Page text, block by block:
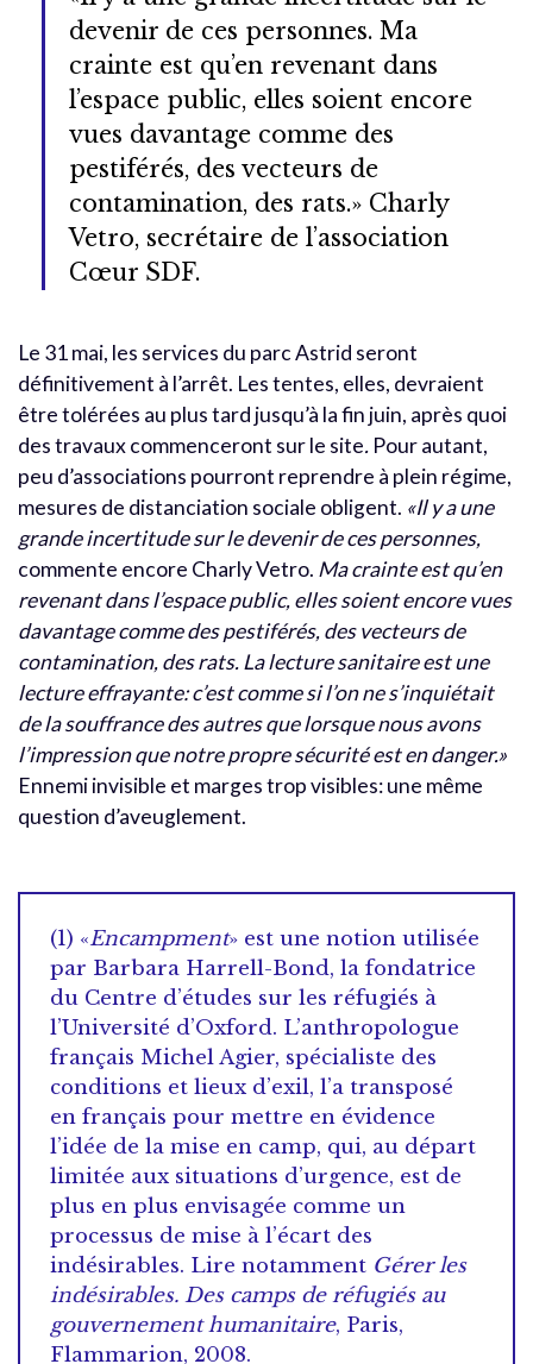
devenir de ces personnes. Ma
crainte est qu’en revenant dans
l’espace public, elles soient encore
vues davantage comme des
pestiférés, des vecteurs de
contamination, des rats.» Charly
Vetro, secrétaire de l’association
Cœur SDF.
Le 31 mai, les services du parc Astrid seront
définitivement à l’arrêt. Les tentes, elles, devraient
être tolérées au plus tard jusqu’à la fin juin, après quoi
des travaux commenceront sur le site. Pour autant,
peu d’associations pourront reprendre à plein régime,
mesures de distanciation sociale obligent. «Il y a une
grande incertitude sur le devenir de ces personnes,
commente encore Charly Vetro. Ma crainte est qu’en
revenant dans l’espace public, elles soient encore vues
davantage comme des pestiférés, des vecteurs de
contamination, des rats. La lecture sanitaire est une
lecture effrayante: c’est comme si l’on ne s’inquiétait
de la souffrance des autres que lorsque nous avons
l’impression que notre propre sécurité est en danger.»
Ennemi invisible et marges trop visibles: une même
question d’aveuglement.
(1) «Encampment» est une notion utilisée
par Barbara Harrell-Bond, la fondatrice
du Centre d’études sur les réfugiés à
l’Université d’Oxford. L’anthropologue
français Michel Agier, spécialiste des
conditions et lieux d’exil, l’a transposé
en français pour mettre en évidence
l’idée de la mise en camp, qui, au départ
limitée aux situations d’urgence, est de
plus en plus envisagée comme un
processus de mise à l’écart des
indésirables. Lire notamment Gérer les
indésirables. Des camps de réfugiés au
gouvernement humanitaire, Paris,
Flammarion, 2008.